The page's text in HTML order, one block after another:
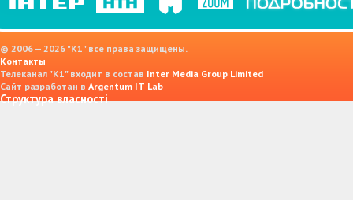
© 2006 — 2026 "K1" все права защищены.
Контакты
Телеканал "К1" входит в состав Inter Media Group Limited
Сайт разработан в Argentum IT Lab
Структура власності